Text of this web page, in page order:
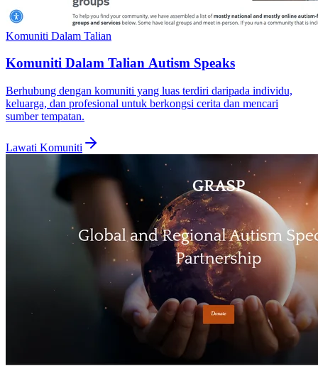
Komuniti Dalam Talian
Komuniti Dalam Talian Autism Speaks
Berhubung dengan komuniti yang luas terdiri daripada individu,
keluarga, dan profesional untuk berkongsi cerita dan mencari
sumber tempatan.
Lawati Komuniti